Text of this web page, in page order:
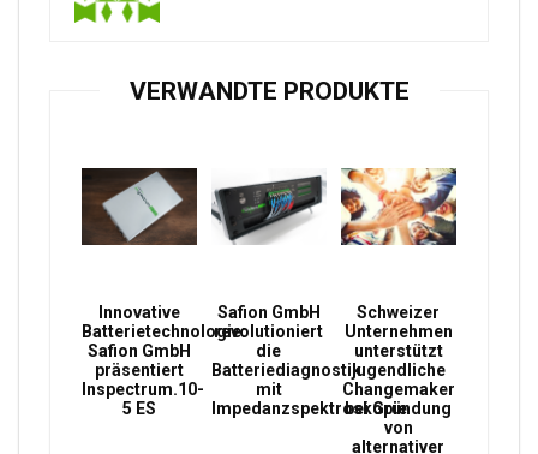
VERWANDTE PRODUKTE
Innovative
Batterietechnologie:
Safion GmbH
präsentiert
Inspectrum.10-
5 ES
Safion GmbH
revolutioniert
die
Batteriediagnostik
mit
Impedanzspektroskopie
Schweizer
Unternehmen
unterstützt
jugendliche
Changemaker
bei Gründung
von
alternativer